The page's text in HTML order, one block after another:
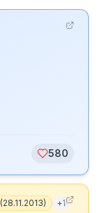
580
(28.11.2013) +1